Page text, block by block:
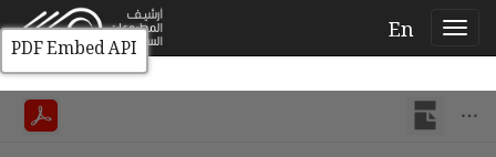
En
PDF Embed API